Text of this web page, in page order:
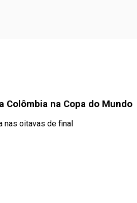
Colômbia na Copa do Mundo
nas oitavas de final